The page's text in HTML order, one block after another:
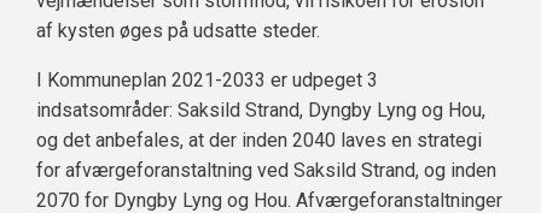
af kysten øges på udsatte steder.
I Kommuneplan 2021-2033 er udpeget 3
indsatsområder: Saksild Strand, Dyngby Lyng og Hou,
og det anbefales, at der inden 2040 laves en strategi
for afværgeforanstaltning ved Saksild Strand, og inden
2070 for Dyngby Lyng og Hou. Afværgeforanstaltninger